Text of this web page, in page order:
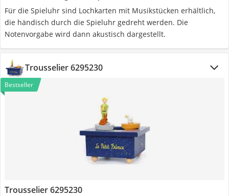
Für die Spieluhr sind Lochkarten mit Musikstücken erhältlich,
die händisch durch die Spieluhr gedreht werden. Die
Notenvorgabe wird dann akustisch dargestellt.
Trousselier 6295230
Bestseller
Trousselier 6295230